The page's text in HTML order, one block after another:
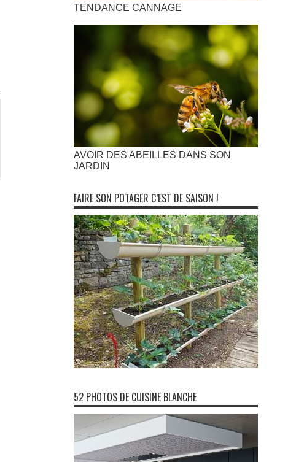
TENDANCE CANNAGE
AVOIR DES ABEILLES DANS SON
JARDIN
FAIRE SON POTAGER C’EST DE SAISON !
52 PHOTOS DE CUISINE BLANCHE